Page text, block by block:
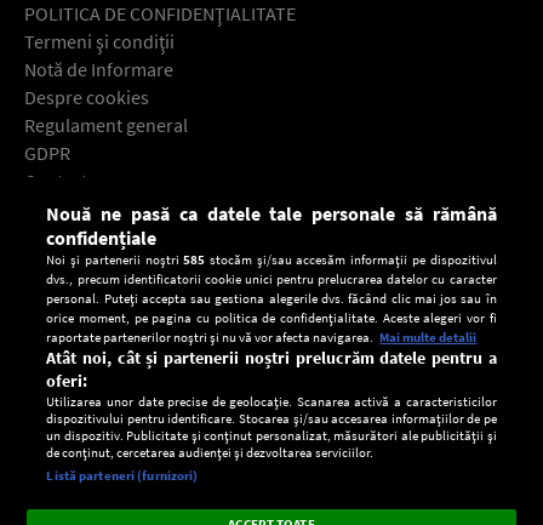
POLITICA DE CONFIDENŢIALITATE
Termeni şi condiţii
Notă de Informare
Despre cookies
Regulament general
GDPR
Contact
Descarcă gratuit aplicaţia Europa FM pentru smartphone:
Setări:
Dark
Radio live, podcasturi, știri și alerte
Nouă ne pasă ca datele tale personale să rămână
confidențiale
Noi și partenerii noștri585 stocăm și/sau accesăm informații pe dispozitivul
dvs., precum identificatorii cookie unici pentru prelucrarea datelor cu caracter
personal. Puteți accepta sau gestiona alegerile dvs. făcând clic mai jos sau în
orice moment, pe pagina cu politica de confidențialitate. Aceste alegeri vor fi
raportate partenerilor noștri și nu vă vor afecta navigarea. Mai multe detalii
Atât noi, cât și partenerii noștri prelucrăm datele pentru a
oferi:
Utilizarea unor date precise de geolocație. Scanarea activă a caracteristicilor
dispozitivului pentru identificare. Stocarea și/sau accesarea informațiilor de pe
un dispozitiv. Publicitate și conținut personalizat, măsurători ale publicității și
de conținut, cercetarea audienței și dezvoltarea serviciilor.
Listă parteneri (furnizori)